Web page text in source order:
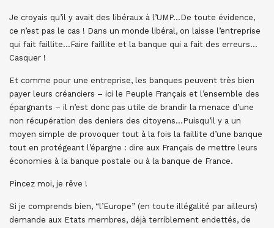
Je croyais qu’il y avait des libéraux à l’UMP…De toute évidence,
ce n’est pas le cas ! Dans un monde libéral, on laisse l’entreprise
qui fait faillite…Faire faillite et la banque qui a fait des erreurs…
Casquer !
Et comme pour une entreprise, les banques peuvent très bien
payer leurs créanciers – ici le Peuple Français et l’ensemble des
épargnants – il n’est donc pas utile de brandir la menace d’une
non récupération des deniers des citoyens…Puisqu’il y a un
moyen simple de provoquer tout à la fois la faillite d’une banque
tout en protégeant l’épargne : dire aux Français de mettre leurs
économies à la banque postale ou à la banque de France.
Pincez moi, je rêve !
Si je comprends bien, “l’Europe” (en toute illégalité par ailleurs)
demande aux Etats membres, déjà terriblement endettés, de